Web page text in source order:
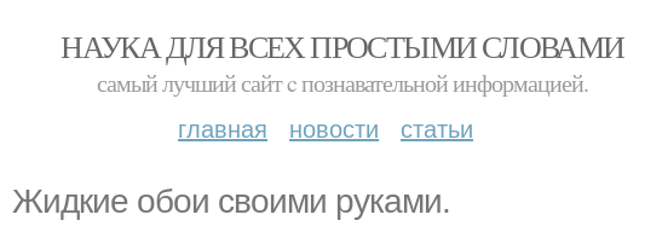
НАУКА ДЛЯ ВСЕХ ПРОСТЫМИ СЛОВАМИ
самый лучший сайт c познавательной информацией.
главная новости статьи
Жидкие обои своими руками.